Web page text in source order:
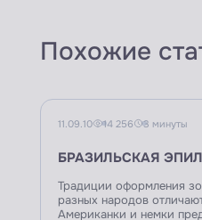
Похожие
11.09.10 14 256 3 минуты
БРАЗИЛЬСКАЯ
Традиции оформления
разных народов
Американки и немки